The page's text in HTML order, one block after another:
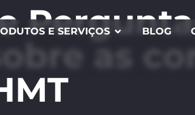
E SERVIÇOS BLOG
as